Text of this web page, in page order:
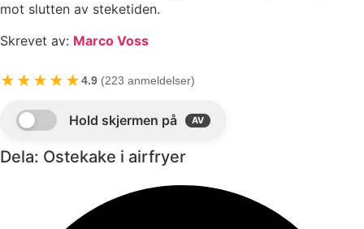
mot slutten av steketiden.
Skrevet av: Marco Voss
★★★★★4.9 (223 anmeldelser)
Dela: Ostekake i airfryer